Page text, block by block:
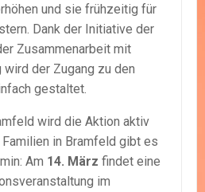
und sie frühzeitig für
Dank der Initiative der
Zusammenarbeit mit
wird der Zugang zu den
gestaltet.
wird die Aktion aktiv
in Bramfeld gibt es
Am 14. März findet eine
im